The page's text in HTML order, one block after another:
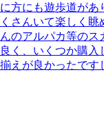
に方にも遊歩道があ
くさんいて楽しく
んのアルパカ等のス
良く、いくつか購
揃えが良かったです